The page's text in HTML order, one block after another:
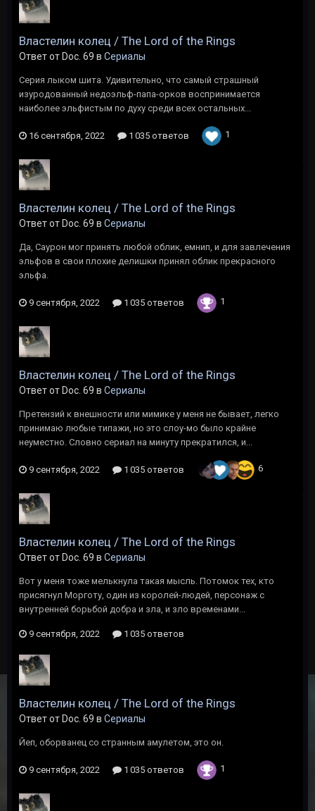
Властелин колец / The Lord of the Rings
Ответ от Doc. 69 в Сериалы
Серия лыком шита. Удивительно, что самый страшный
изуродованный недоэльф-папа-орков воспринимается
наиболее эльфистым по духу среди всех остальных...
16 сентября, 2022 1 035 ответов 1
Властелин колец / The Lord of the Rings
Ответ от Doc. 69 в Сериалы
Да, Саурон мог принять любой облик, емнип, и для завлечения
эльфов в свои плохие делишки принял облик прекрасного
эльфа.
9 сентября, 2022 1 035 ответов 1
Властелин колец / The Lord of the Rings
Ответ от Doc. 69 в Сериалы
Претензий к внешности или мимике у меня не бывает, легко
принимаю любые типажи, но это слоу-мо было крайне
неуместно. Словно сериал на минуту прекратился, и...
9 сентября, 2022 1 035 ответов 6
Властелин колец / The Lord of the Rings
Ответ от Doc. 69 в Сериалы
Вот у меня тоже мелькнула такая мысль. Потомок тех, кто
присягнул Морготу, один из королей-людей, персонаж с
внутренней борьбой добра и зла, и зло временами...
9 сентября, 2022 1 035 ответов
Властелин колец / The Lord of the Rings
Ответ от Doc. 69 в Сериалы
Йеп, оборванец со странным амулетом, это он.
9 сентября, 2022 1 035 ответов 1